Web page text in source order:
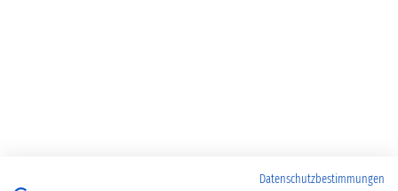
Datenschutzbestimmungen